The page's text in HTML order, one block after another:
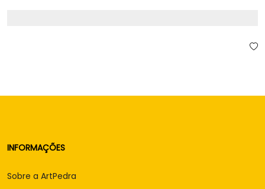
INFORMAÇÕES
Sobre a ArtPedra